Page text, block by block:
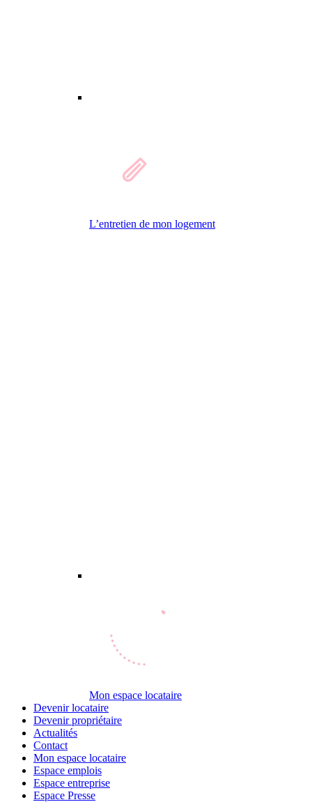
L’entretien de mon logement
Mon espace locataire
Devenir locataire
Devenir propriétaire
Actualités
Contact
Mon espace locataire
Espace emplois
Espace entreprise
Espace Presse